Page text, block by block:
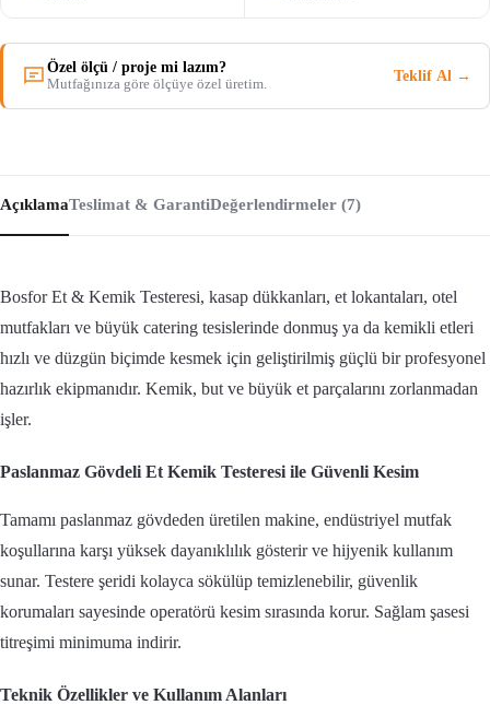
Özel ölçü / proje mi lazım?
Mutfağınıza göre ölçüye özel üretim.
Teklif Al →
AçıklamaTeslimat & GarantiDeğerlendirmeler (7)
Bosfor Et & Kemik Testeresi, kasap dükkanları, et lokantaları, otel
mutfakları ve büyük catering tesislerinde donmuş ya da kemikli etleri
hızlı ve düzgün biçimde kesmek için geliştirilmiş güçlü bir profesyonel
hazırlık ekipmanıdır. Kemik, but ve büyük et parçalarını zorlanmadan
işler.
Paslanmaz Gövdeli Et Kemik Testeresi ile Güvenli Kesim
Tamamı paslanmaz gövdeden üretilen makine, endüstriyel mutfak
koşullarına karşı yüksek dayanıklılık gösterir ve hijyenik kullanım
sunar. Testere şeridi kolayca sökülüp temizlenebilir, güvenlik
korumaları sayesinde operatörü kesim sırasında korur. Sağlam şasesi
titreşimi minimuma indirir.
Teknik Özellikler ve Kullanım Alanları